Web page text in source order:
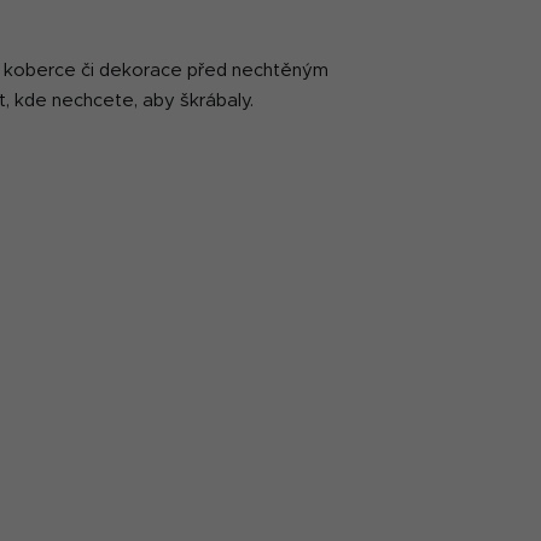
či dekorace před nechtěným
kde nechcete, aby škrábaly.